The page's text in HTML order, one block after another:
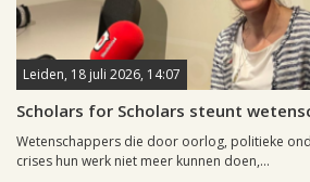
Leiden, 18 juli 2026, 14:07
Scholars for Scholars steunt
Wetenschappers die door oorlog, politieke
crises hun werk niet meer kunnen doen,...